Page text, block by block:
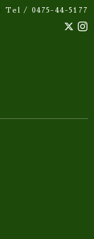
Tel / 0475-44-5177